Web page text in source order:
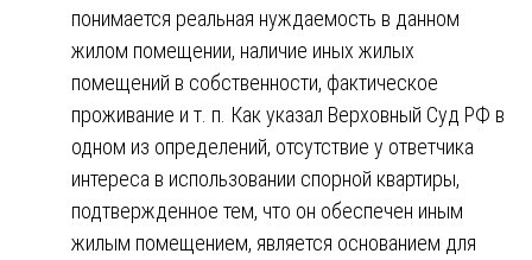
понимается реальная нуждаемость в данном
жилом помещении, наличие иных жилых
помещений в собственности, фактическое
проживание и т. п. Как указал Верховный Суд РФ в
одном из определений, отсутствие у ответчика
интереса в использовании спорной квартиры,
подтвержденное тем, что он обеспечен иным
жилым помещением, является основанием для